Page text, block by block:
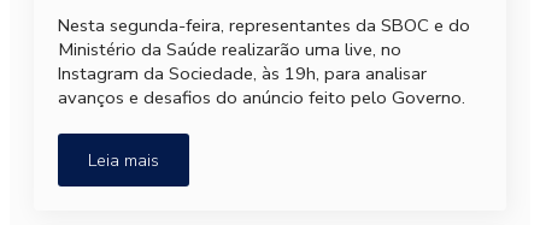
Nesta segunda-feira, representantes da SBOC e do
Ministério da Saúde realizarão uma live, no
Instagram da Sociedade, às 19h, para analisar
avanços e desafios do anúncio feito pelo Governo.
Leia mais